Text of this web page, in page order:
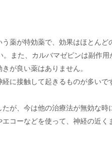
薬が特効薬で、効果はほとんど
また、カルバマゼピンは副作
が良い薬はありません。
に接触して起きるものが多い
が、今は他の治療法が無効な時
コーなどを使って、神経の近